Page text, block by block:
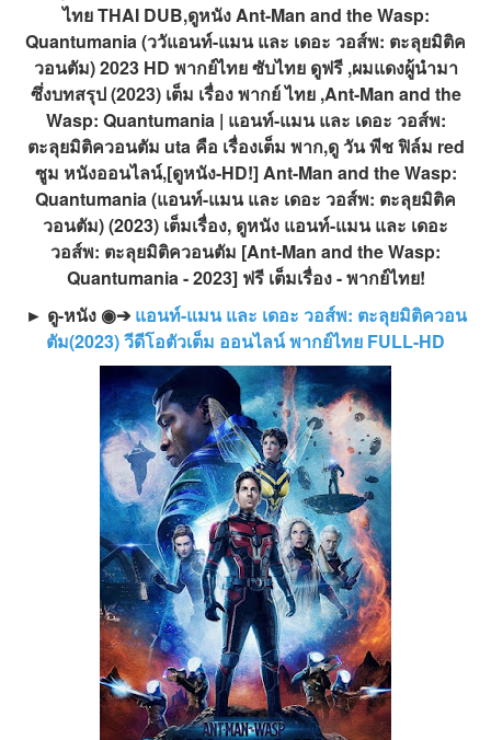
ไทย THAI DUB,ดูหนัง Ant-Man and the Wasp:
Quantumania (ววัแอนท์-แมน และ เดอะ วอส์พ: ตะลุยมิติค
วอนตัม) 2023 HD พากย์ไทย ซับไทย ดูฟรี ,ผมแดงผู้นำมา
ซึ่งบทสรุป (2023) เต็ม เรื่อง พากย์ ไทย ,Ant-Man and the
Wasp: Quantumania | แอนท์-แมน และ เดอะ วอส์พ:
ตะลุยมิติควอนตัม uta คือ เรื่องเต็ม พาก,ดู วัน พีช ฟิล์ม red
ซูม หนังออนไลน์,[ดูหนัง-HD!] Ant-Man and the Wasp:
Quantumania (แอนท์-แมน และ เดอะ วอส์พ: ตะลุยมิติค
วอนตัม) (2023) เต็มเรื่อง, ดูหนัง แอนท์-แมน และ เดอะ
วอส์พ: ตะลุยมิติควอนตัม [Ant-Man and the Wasp:
Quantumania - 2023] ฟรี เต็มเรื่อง - พากย์ไทย!
► ดู-หนัง ◉➔แอนท์-แมน และ เดอะ วอส์พ: ตะลุยมิติควอน
ตัม(2023) วีดีโอตัวเต็ม ออนไลน์ พากย์ไทย FULL-HD